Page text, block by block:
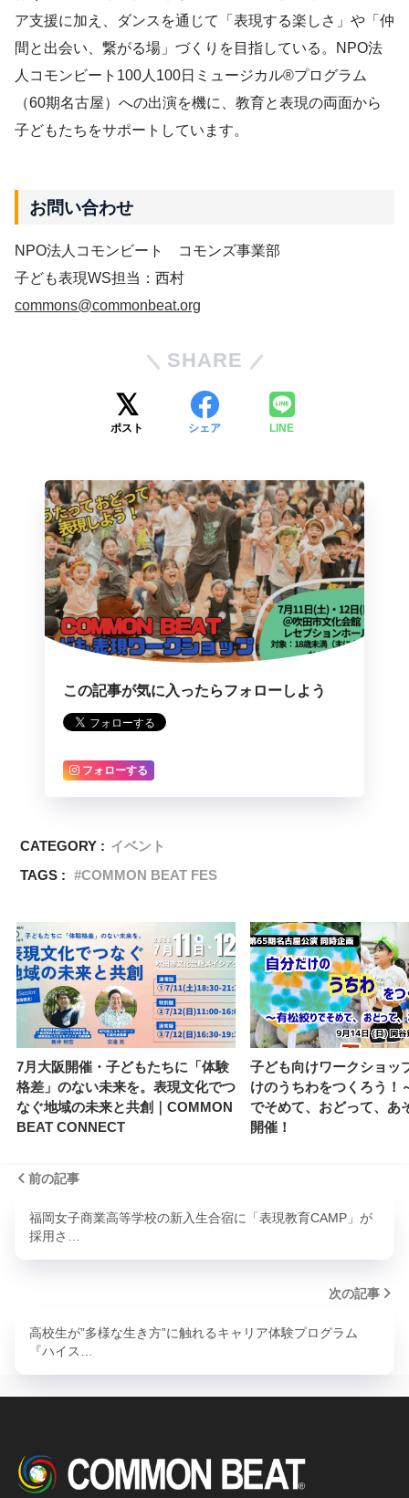
ア支援に加え、ダンスを通じて「表現する楽しさ」や「仲
間と出会い、繋がる場」づくりを目指している。NPO法
人コモンビート100人100日ミュージカル®プログラム
（60期名古屋）への出演を機に、教育と表現の両面から
子どもたちをサポートしています。
お問い合わせ
NPO法人コモンビート コモンズ事業部
子ども表現WS担当：西村
commons@commonbeat.org
SHARE
ポスト シェア LINE
この記事が気に入ったらフォローしよう
フォローする
CATEGORY : イベント
TAGS :
COMMON BEAT FES
7月大阪開催・子どもたちに「体験
格差」のない未来を。表現文化でつ
なぐ地域の未来と共創｜COMMON
BEAT CONNECT
子ども向けワークショッ
けのうちわをつくろう！
でそめて、おどって、あ
開催！
前の記事
福岡女子商業高等学校の新入生合宿に「表現教育CAMP」が
採用さ…
次の記事
高校生が”多様な生き方”に触れるキャリア体験プログラム
『ハイス…